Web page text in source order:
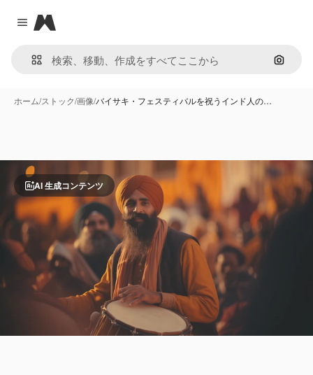
Close menu
Magnific
画像で
ホーム/ストック/画像/バイサキ・フェスティバルを祝うインド人の…
AI 生成コンテンツ